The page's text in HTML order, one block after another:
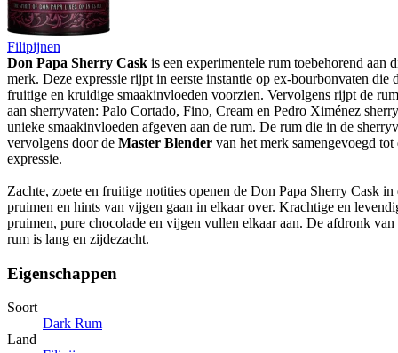
Filipijnen
Don Papa Sherry Cask is een experimentele rum toebehorend aan
merk. Deze expressie rijpt in eerste instantie op ex-bourbonvaten die
fruitige en kruidige smaakinvloeden voorzien. Vervolgens rijpt de
aan sherryvaten: Palo Cortado, Fino, Cream en Pedro Ximénez
unieke smaakinvloeden afgeven aan de rum. De rum die in de
vervolgens door de Master Blender van het merk samengevoegd
expressie.
Zachte, zoete en fruitige notities openen de Don Papa Sherry Cask
pruimen en hints van vijgen gaan in elkaar over. Krachtige en
pruimen, pure chocolade en vijgen vullen elkaar aan. De afdronk van
rum is lang en zijdezacht.
Eigenschappen
Soort
Dark Rum
Land